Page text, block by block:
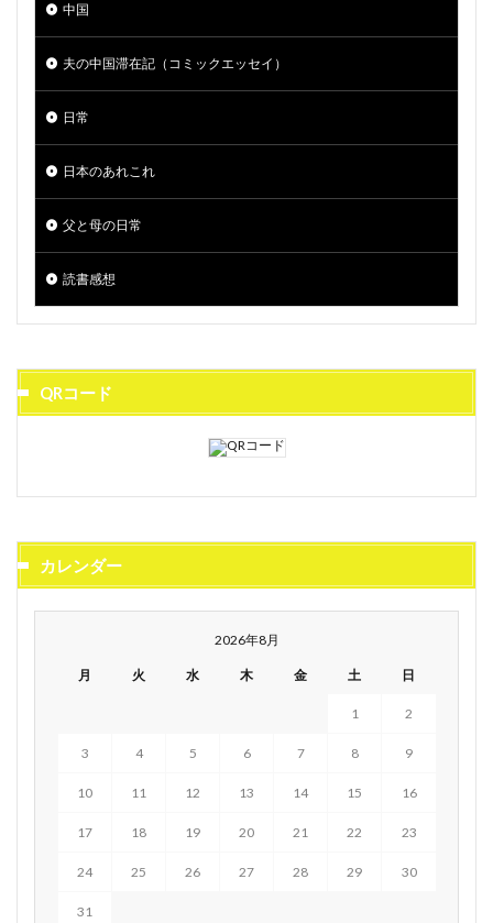
中国
夫の中国滞在記（コミックエッセイ）
日常
日本のあれこれ
父と母の日常
読書感想
QRコード
カレンダー
2026年8月
月 火 水 木 金 土 日
1 2
3 4 5 6 7 8 9
10 11 12 13 14 15 16
17 18 19 20 21 22 23
24 25 26 27 28 29 30
31